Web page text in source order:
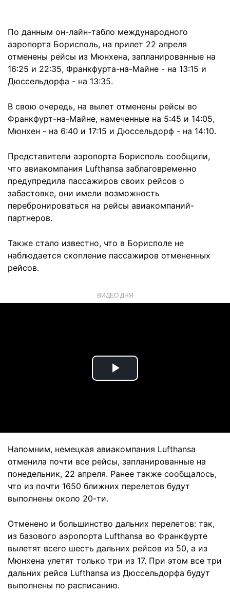
По данным он-лайн-табло международного
аэропорта Борисполь, на прилет 22 апреля
отменены рейсы из Мюнхена, запланированные на
16:25 и 22:35, Франкфурта-на-Майне - на 13:15 и
Дюссельдорфа - на 13:35.
В свою очередь, на вылет отменены рейсы во
Франкфурт-на-Майне, намеченные на 5:45 и 14:05,
Мюнхен - на 6:40 и 17:15 и Дюссельдорф - на 14:10.
Представители аэропорта Борисполь сообщили,
что авиакомпания Lufthansa заблаговременно
предупредила пассажиров своих рейсов о
забастовке, они имели возможность
перебронироваться на рейсы авиакомпаний-
партнеров.
Также стало известно, что в Борисполе не
наблюдается скопление пассажиров отмененных
рейсов.
ВИДЕО ДНЯ
Play
Напомним, немецкая авиакомпания Lufthansa
отменила почти все рейсы, запланированные на
понедельник, 22 апреля. Ранее также сообщалось,
что из почти 1650 ближних перелетов будут
выполнены около 20-ти.
Отменено и большинство дальних перелетов: так,
из базового аэропорта Lufthansa во Франкфурте
вылетят всего шесть дальних рейсов из 50, а из
Мюнхена улетят только три из 17. При этом все три
дальних рейса Lufthansa из Дюссельдорфа будут
выполнены по расписанию.